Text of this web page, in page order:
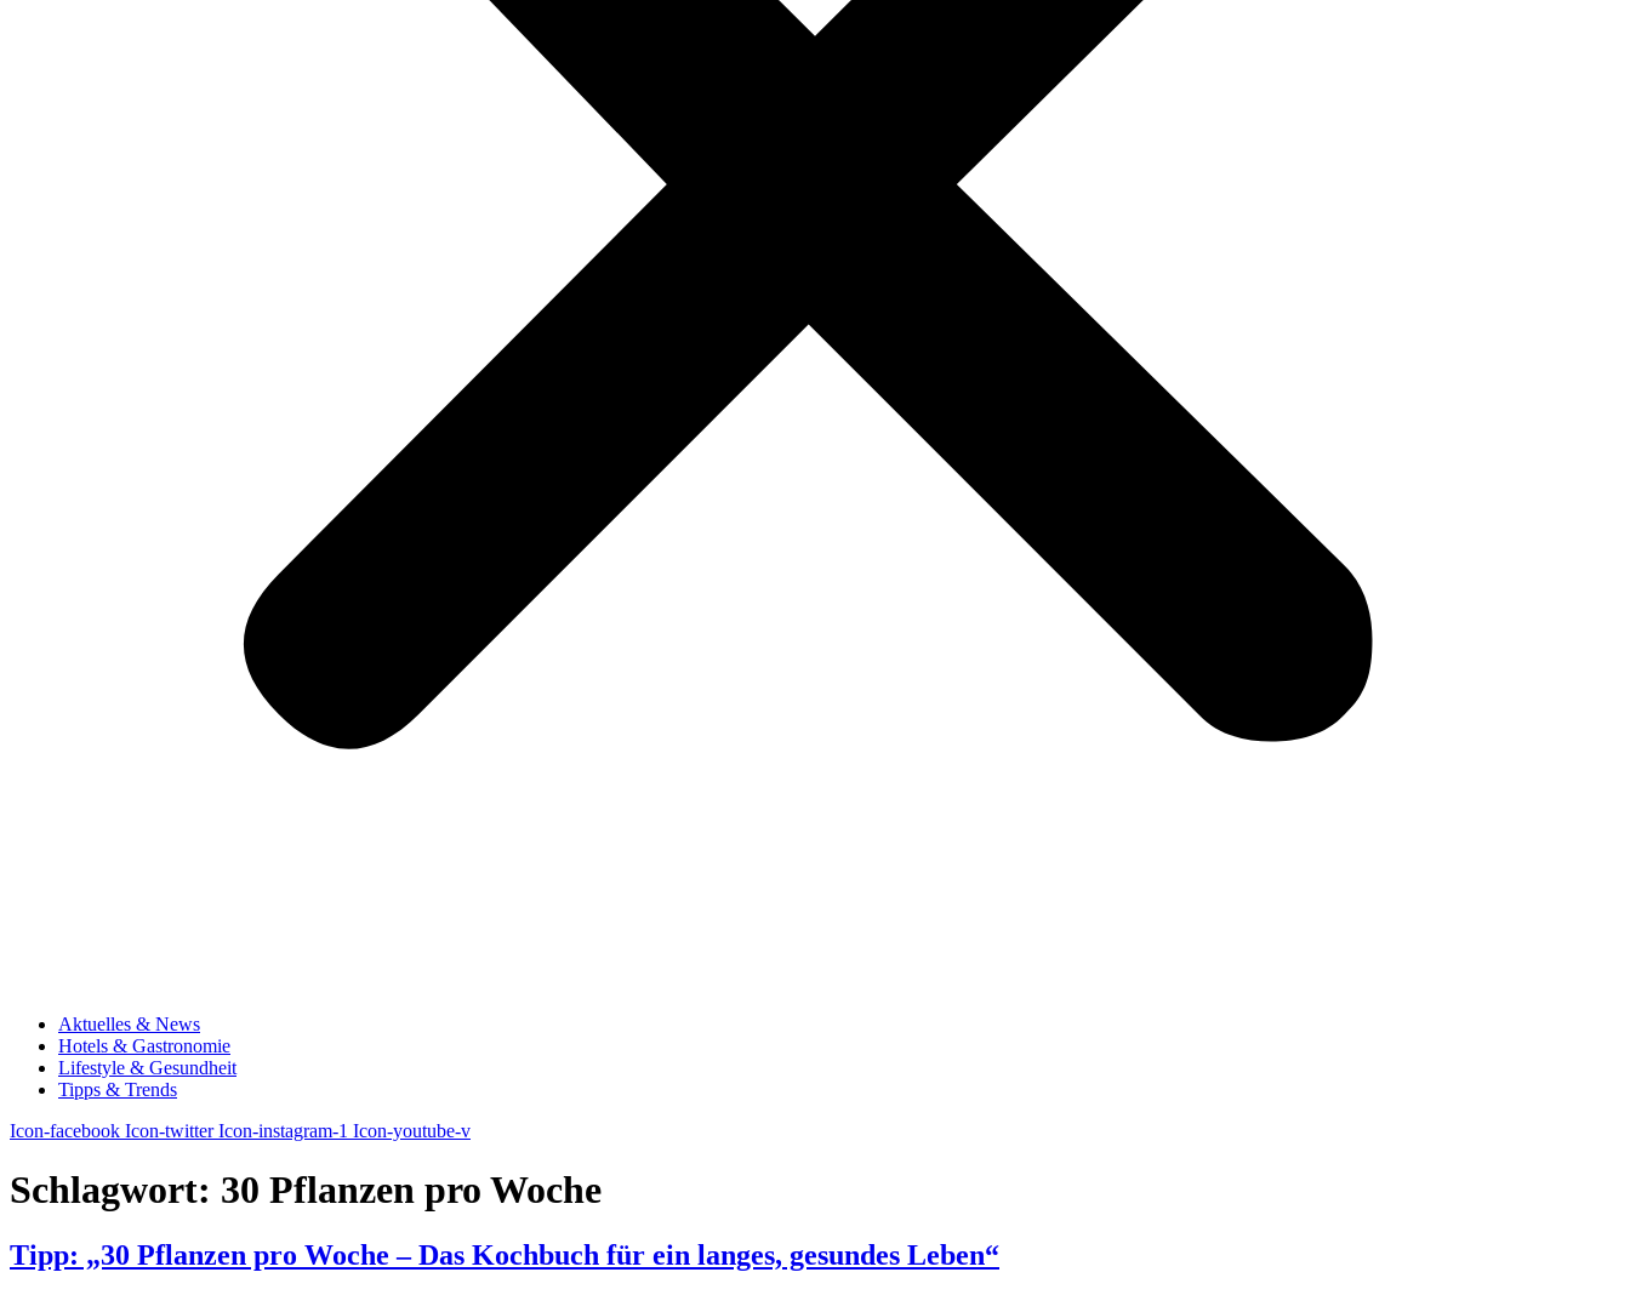
Aktuelles & News
Hotels & Gastronomie
Lifestyle & Gesundheit
Tipps & Trends
Icon-facebook Icon-twitter Icon-instagram-1 Icon-youtube-v
Schlagwort: 30 Pflanzen pro Woche
Tipp: „30 Pflanzen pro Woche – Das Kochbuch für ein langes, gesundes Leben“